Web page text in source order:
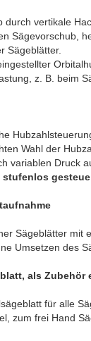
durch vertikale
Sägevorschub,
Sägeblätter.
z. B. beim
Wahl der
variablen Druck
stufenlos
Sägeblätter mit
Umsetzen des
als Zubehör
für alle
zum frei Hand